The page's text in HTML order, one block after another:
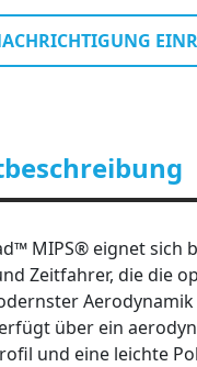
MIPS® eignet sich
Zeitfahrer, die die
über ein
und eine leichte